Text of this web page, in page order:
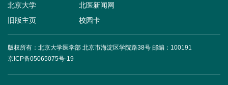
+
北京大学
北医新闻网
旧版主页
校园卡
版权所有：北京大学医学部 北京市海淀区学院路38号 邮编：100191
京ICP备05065075号-19